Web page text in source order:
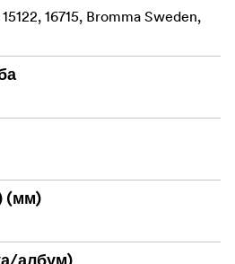
16715, Bromma Sweden,
(мм)
албум)